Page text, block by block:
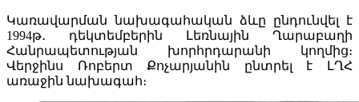
Կառավարման նախագահական ձևը ընդունվել է
1994թ․ դեկտեմբերին Լեռնային Ղարաբաղի
Հանրապետության խորհրդարանի կողմից։
Վերջինս Ռոբերտ Քոչարյանին ընտրել է ԼՂՀ
առաջին նախագահ։